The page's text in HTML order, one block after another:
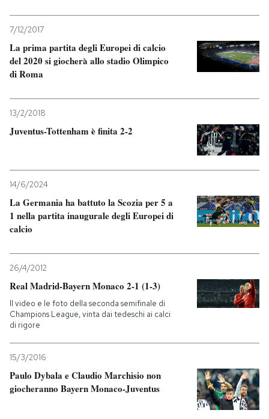
SHOP
CALENDARIO
Entra
7/12/2017
La prima partita degli Europei di calcio
del 2020 si giocherà allo stadio Olimpico
di Roma
13/2/2018
Juventus-Tottenham è finita 2-2
14/6/2024
La Germania ha battuto la Scozia per 5 a
1 nella partita inaugurale degli Europei di
calcio
26/4/2012
Real Madrid-Bayern Monaco 2-1 (1-3)
Il video e le foto della seconda semifinale di
Champions League, vinta dai tedeschi ai calci
di rigore
15/3/2016
Paulo Dybala e Claudio Marchisio non
giocheranno Bayern Monaco-Juventus